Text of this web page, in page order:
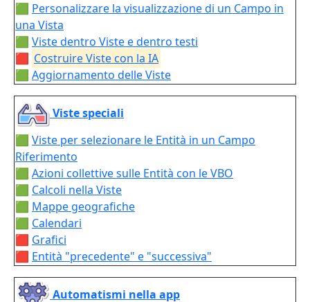
🟩 Personalizzare la visualizzazione di un Campo in
una Vista
🟩 Viste dentro Viste e dentro testi
🟥 Costruire Viste con la IA
🟩 Aggiornamento delle Viste
Viste speciali
🟩 Viste per selezionare le Entità in un Campo
Riferimento
🟩 Azioni collettive sulle Entità con le VBO
🟩 Calcoli nella Viste
🟩 Mappe geografiche
🟩 Calendari
🟥 Grafici
🟥 Entità "precedente" e "successiva"
Automatismi nella app